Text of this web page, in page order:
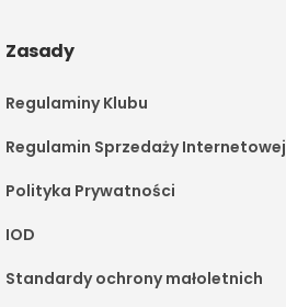
Zasady
Regulaminy Klubu
Regulamin Sprzedaży Internetowej
Polityka Prywatności
IOD
Standardy ochrony małoletnich